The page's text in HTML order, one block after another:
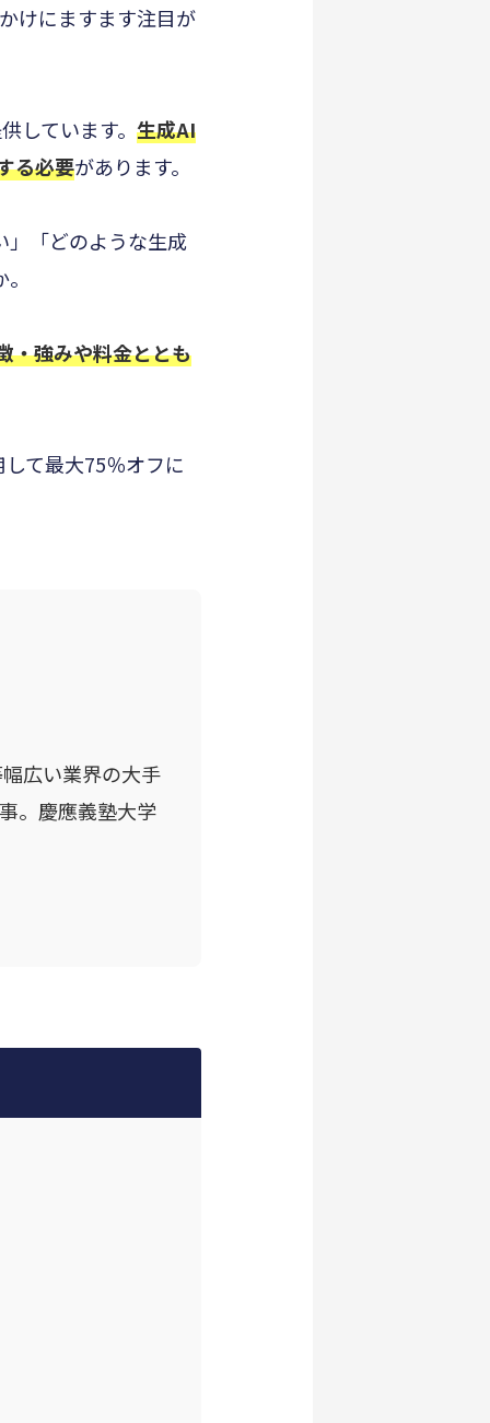
けにますます注目が
しています。 生成AI
る必要があります。
」「どのような生成
・強みや料金ととも
て最大75％オフに
広い業界の大手
。慶應義塾大学